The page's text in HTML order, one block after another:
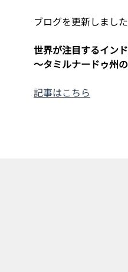
ブログを更新しました
世界が注目するイン
～タミルナードゥ州
記事はこちら